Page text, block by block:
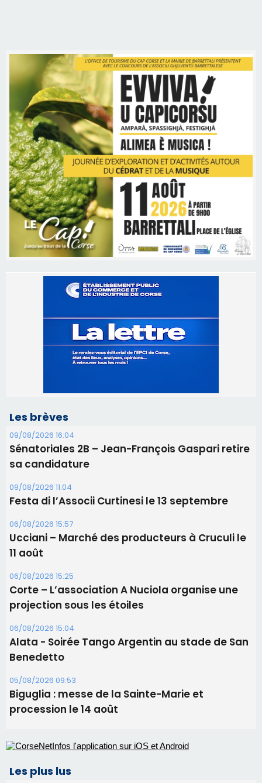
Les brèves
09/08/2026 16:04
Sénatoriales 2B – Jean-François Gaspari retire
sa candidature
09/08/2026 11:04
Festa di l’Associi Curtinesi le 13 septembre
06/08/2026 15:57
Ucciani – Marché des producteurs à Cruculi le
11 août
06/08/2026 15:25
Corte – L’association A Nuciola organise une
projection sous les étoiles
06/08/2026 15:04
Alata - Soirée Tango Argentin au stade de San
Benedetto
05/08/2026 09:53
Biguglia : messe de la Sainte-Marie et
procession le 14 août
Les plus lus